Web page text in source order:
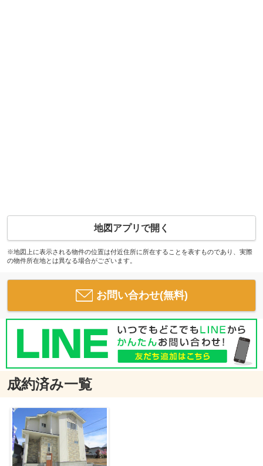
地図アプリで開く
※地図上に表示される物件の位置は付近住所に所在することを表すものであり、実際
の物件所在地とは異なる場合がございます。
お問い合わせ(無料)
成約済み一覧